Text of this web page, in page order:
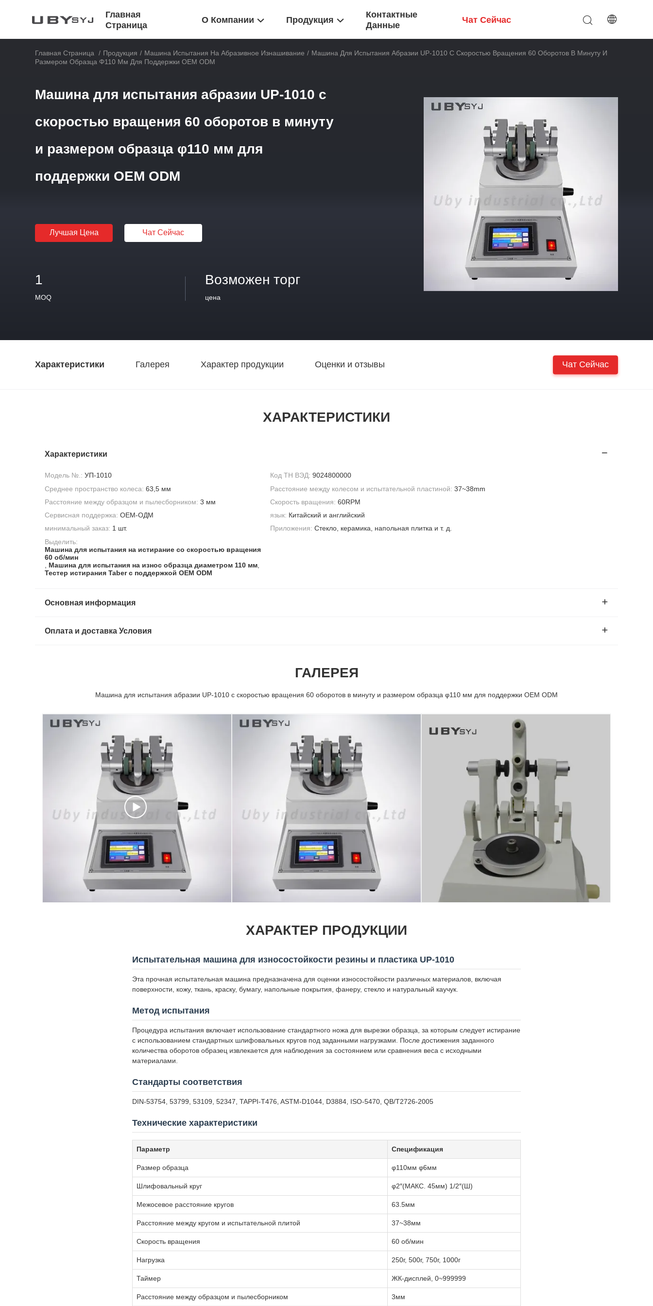
Главная
Страница
О Компании Продукция
Контактные
Данные
Чат Сейчас
Главная Страница / Продукция / Машина Испытания На Абразивное Изнашивание / Машина Для Испытания Абразии UP-1010 С Скоростью Вращения 60 Оборотов В Минуту И
Размером Образца Φ110 Мм Для Поддержки OEM ODM
Машина для испытания абразии UP-1010 с
скоростью вращения 60 оборотов в минуту
и размером образца φ110 мм для
поддержки OEM ODM
Лучшая Цена Чат Сейчас
1
MOQ
Возможен торг
цена
Характеристики Галерея Характер продукции Оценки и отзывы Чат Сейчас
ХАРАКТЕРИСТИКИ
Характеристики
Модель №.: УП-1010 Код ТН ВЭД: 9024800000
Среднее пространство колеса: 63,5 мм Расстояние между колесом и испытательной пластиной: 37~38mm
Расстояние между образцом и пылесборником: 3 мм Скорость вращения: 60RPM
Сервисная поддержка: OEM-ОДМ язык: Китайский и английский
минимальный заказ: 1 шт. Приложения: Стекло, керамика, напольная плитка и т. д.
Выделить:
Машина для испытания на истирание со скоростью вращения
60 об/мин
Машина для испытания на износ образца диаметром 110 мм
Тестер истирания Taber с поддержкой OEM ODM
Основная информация
Оплата и доставка Условия
ГАЛЕРЕЯ
Машина для испытания абразии UP-1010 с скоростью вращения 60 оборотов в минуту и размером образца φ110 мм для поддержки OEM ODM
ХАРАКТЕР ПРОДУКЦИИ
Испытательная машина для износостойкости резины и пластика UP-1010
Эта прочная испытательная машина предназначена для оценки износостойкости различных материалов, включая
поверхности, кожу, ткань, краску, бумагу, напольные покрытия, фанеру, стекло и натуральный каучук.
Метод испытания
Процедура испытания включает использование стандартного ножа для вырезки образца, за которым следует истирание
с использованием стандартных шлифовальных кругов под заданными нагрузками. После достижения заданного
количества оборотов образец извлекается для наблюдения за состоянием или сравнения веса с исходными
материалами.
Стандарты соответствия
DIN-53754, 53799, 53109, 52347, TAPPI-T476, ASTM-D1044, D3884, ISO-5470, QB/T2726-2005
Технические характеристики
Параметр Спецификация
Размер образца φ110мм φ6мм
Шлифовальный круг φ2″(МАКС. 45мм) 1/2″(Ш)
Межосевое расстояние кругов 63.5мм
Расстояние между кругом и испытательной плитой 37~38мм
Скорость вращения 60 об/мин
Нагрузка 250г, 500г, 750г, 1000г
Таймер ЖК-дисплей, 0~999999
Расстояние между образцом и пылесборником 3мм